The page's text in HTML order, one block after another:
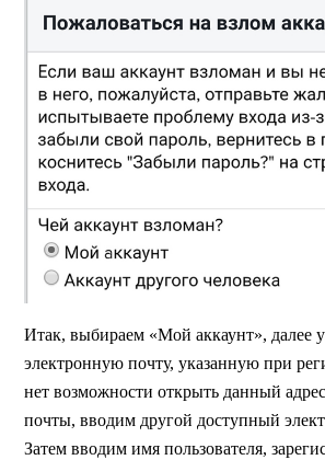
Итак, выбираем «Мой аккаунт», далее
электронную почту, указанную при
нет возможности открыть данный
почты, вводим другой доступный
Затем вводим имя пользователя,